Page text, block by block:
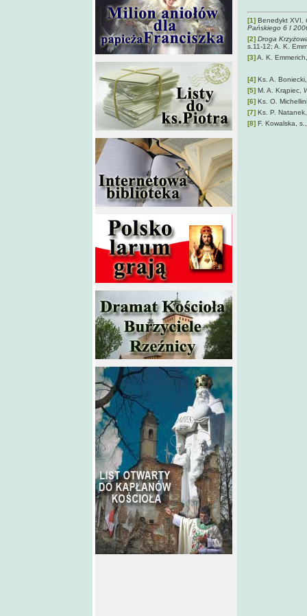
[1] Benedykt XVI,
Pańskiego 6 I
[2] Droga
s.11-12; A. K.
[3]A. K.
[4] Ks. A.
[5] M. A. Krąpiec,
[6] Ks. O.
[7] Ks. P.
[8] F. Kowalska,